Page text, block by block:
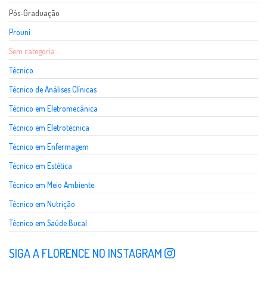
Pós-Graduação
Prouni
Sem categoria
Técnico
Técnico de Análises Clínicas
Técnico em Eletromecânica
Técnico em Eletrotécnica
Técnico em Enfermagem
Técnico em Estética
Técnico em Meio Ambiente
Técnico em Nutrição
Técnico em Saúde Bucal
SIGA A FLORENCE NO INSTAGRAM